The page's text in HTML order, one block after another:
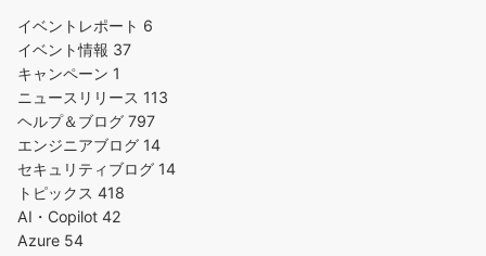
イベントレポート 6
イベント情報 37
キャンペーン 1
ニュースリリース 113
ヘルプ＆ブログ 797
エンジニアブログ 14
セキュリティブログ 14
トピックス 418
AI・Copilot 42
Azure 54